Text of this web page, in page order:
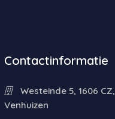
Contactinformatie
Westeinde 5, 1606 CZ,
Venhuizen